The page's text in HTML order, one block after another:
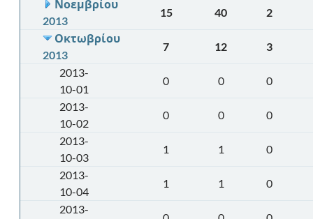
Νοεμβρίου
2013
15 40
2
Οκτωβρίου
2013
7 12
3
2013-
10-01
0 0
0
2013-
10-02
0 0
0
2013-
10-03
1 1
0
2013-
10-04
1 1
0
2013-